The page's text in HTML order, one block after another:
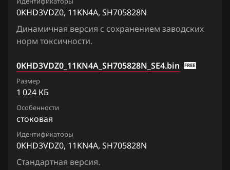
Fiat
Ford
Foton
GAC
Geely
Genesis
GMC
Quest
Sentra
Serena
Skyline
Stagea
Sunny
Teana (J31)
0KHD3VDZ0, 11KN4A, SH705828N
Динамичная версия с сохранением заводских
норм токсичности.
0KHD3VDZ0_11KN4A_SH705828N_SE4.bin
Размер
1 024 КБ
Особенности
стоковая
Идентификаторы
0KHD3VDZ0, 11KN4A, SH705828N
Стандартная версия.